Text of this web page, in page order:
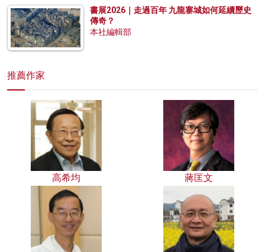
書展2026｜走過百年 九龍寨城如何延續歷史
傳奇？
本社編輯部
推薦作家
高希均 蔣匡文